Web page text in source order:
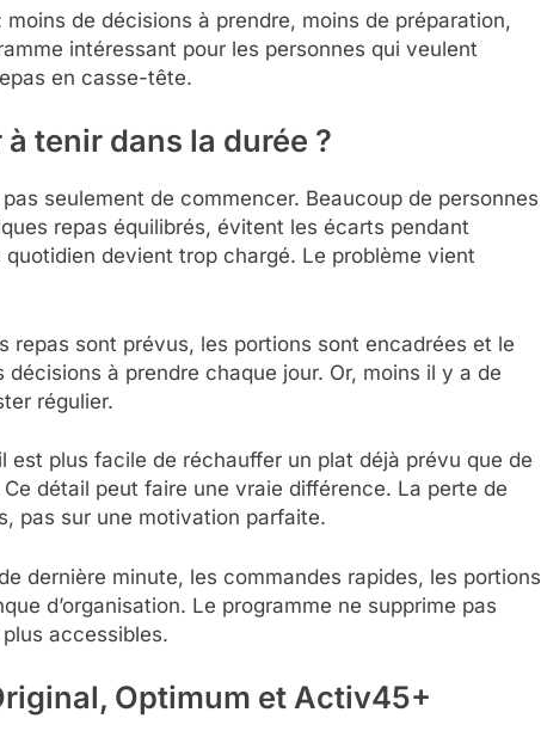
de décisions à prendre, moins de préparation,
intéressant pour les personnes qui veulent
en casse-tête.
tenir dans la durée ?
seulement de commencer. Beaucoup de personnes
repas équilibrés, évitent les écarts pendant
devient trop chargé. Le problème vient
repas sont prévus, les portions sont encadrées et le
à prendre chaque jour. Or, moins il y a de
régulier.
est plus facile de réchauffer un plat déjà prévu que de
détail peut faire une vraie différence. La perte de
pas sur une motivation parfaite.
dernière minute, les commandes rapides, les portions
d’organisation. Le programme ne supprime pas
accessibles.
Optimum et Activ45+